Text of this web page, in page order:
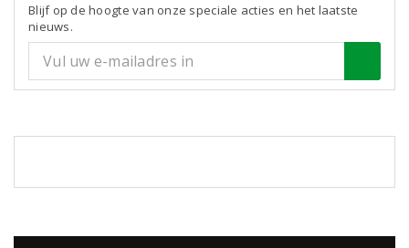
Blijf op de hoogte van onze speciale acties en het laatste
nieuws.